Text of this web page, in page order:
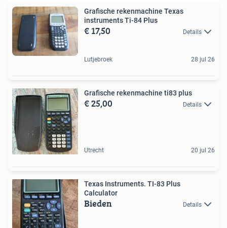
Grafische rekenmachine Texas
instruments Ti-84 Plus
€ 17,50 Details
Lutjebroek 28 jul 26
Grafische rekenmachine ti83 plus
€ 25,00 Details
Utrecht 20 jul 26
Texas Instruments. TI-83 Plus
Calculator
Bieden Details